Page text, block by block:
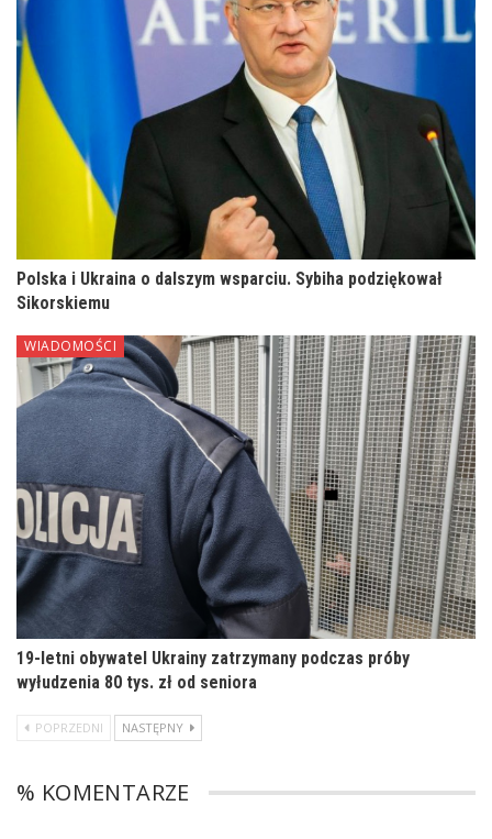
Polska i Ukraina o dalszym wsparciu. Sybiha podziękował
Sikorskiemu
WIADOMOŚCI
19-letni obywatel Ukrainy zatrzymany podczas próby
wyłudzenia 80 tys. zł od seniora
POPRZEDNI NASTĘPNY
% KOMENTARZE